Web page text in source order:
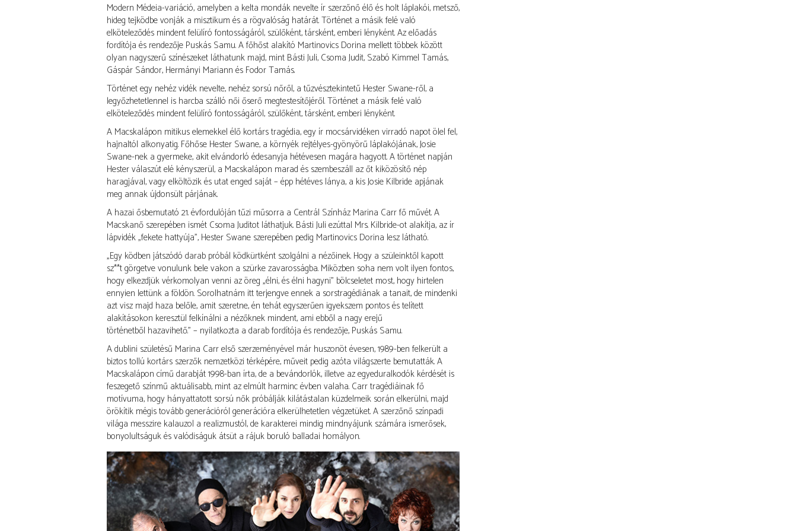
Modern Médeia-variáció, amelyben a kelta mondák nevelte ír szerzőnő élő és holt láplakói, metsző,
hideg tejködbe vonják a misztikum és a rögvalóság határát. Történet a másik felé való
elköteleződés mindent felülíró fontosságáról, szülőként, társként, emberi lényként. Az előadás
fordítója és rendezője Puskás Samu. A főhőst alakító Martinovics Dorina mellett többek között
olyan nagyszerű színészeket láthatunk majd, mint Básti Juli, Csoma Judit, Szabó Kimmel Tamás,
Gáspár Sándor, Hermányi Mariann és Fodor Tamás.
Történet egy nehéz vidék nevelte, nehéz sorsú nőről, a tűzvésztekintetű Hester Swane-ről, a
legyőzhetetlennel is harcba szálló női őserő megtestesítőjéről. Történet a másik felé való
elköteleződés mindent felülíró fontosságáról, szülőként, társként, emberi lényként.
A Macskalápon mitikus elemekkel élő kortárs tragédia, egy ír mocsárvidéken virradó napot ölel fel,
hajnaltól alkonyatig. Főhőse Hester Swane, a környék rejtélyes-gyönyörű láplakójának, Josie
Swane-nek a gyermeke, akit elvándorló édesanyja hétévesen magára hagyott. A történet napján
Hester válaszút elé kényszerül, a Macskalápon marad és szembeszáll az őt kiközösítő nép
haragjával, vagy elköltözik és utat enged saját – épp hétéves lánya, a kis Josie Kilbride apjának
meg annak újdonsült párjának.
A hazai ősbemutató 21. évfordulóján tűzi műsorra a Centrál Színház Marina Carr fő művét. A
Macskanő szerepében ismét Csoma Juditot láthatjuk. Básti Juli ezúttal Mrs. Kilbride-ot alakítja, az ír
lápvidék „fekete hattyúja", Hester Swane szerepében pedig Martinovics Dorina lesz látható.
„Egy ködben játszódó darab próbál ködkürtként szolgálni a nézőinek. Hogy a szüleinktől kapott
sz**t görgetve vonulunk bele vakon a szürke zavarosságba. Miközben soha nem volt ilyen fontos,
hogy elkezdjük vérkomolyan venni az öreg „élni, és élni hagyni” bölcseletet most, hogy hirtelen
ennyien lettünk a földön. Sorolhatnám itt terjengve ennek a sorstragédiának a tanait, de mindenki
azt visz majd haza belőle, amit szeretne, én tehát egyszerűen igyekszem pontos és telített
alakításokon keresztül felkínálni a nézőknek mindent, ami ebből a nagy erejű
történetből hazavihető.” – nyilatkozta a darab fordítója és rendezője, Puskás Samu.
A dublini születésű Marina Carr első szerzeményével már huszonöt évesen, 1989-ben felkerült a
biztos tollú kortárs szerzők nemzetközi térképére, műveit pedig azóta világszerte bemutatták. A
Macskalápon című darabját 1998-ban írta, de a bevándorlók, illetve az egyeduralkodók kérdését is
feszegető színmű aktuálisabb, mint az elmúlt harminc évben valaha. Carr tragédiáinak fő
motívuma, hogy hányattatott sorsú nők próbálják kilátástalan küzdelmeik során elkerülni, majd
örökítik mégis tovább generációról generációra elkerülhetetlen végzetüket. A szerzőnő színpadi
világa messzire kalauzol a realizmustól, de karakterei mindig mindnyájunk számára ismerősek,
bonyolultságuk és valódiságuk átsüt a rájuk boruló balladai homályon.